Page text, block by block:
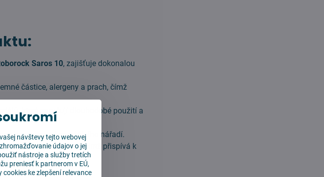
Saros 10, zajišťuje dokonalou
částice, alergeny a prach, čímž
které zaručují dlouhodobé použití a
bez nutnosti speciálního nářadí.
a prachu ve vzduchu, čímž přispívá k
návštevy tejto webovej
údajov o jej
nástroje a služby tretích
preniesť k partnerom v EÚ,
ke zlepšení relevance